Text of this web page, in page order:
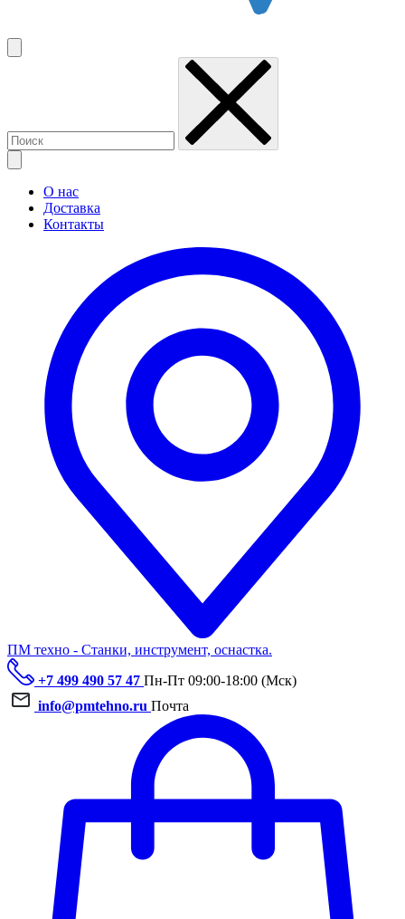
О нас
Доставка
Контакты
ПМ техно - Станки, инструмент, оснастка.
+7 499 490 57 47 Пн-Пт 09:00-18:00 (Мск)
info@pmtehno.ru Почта